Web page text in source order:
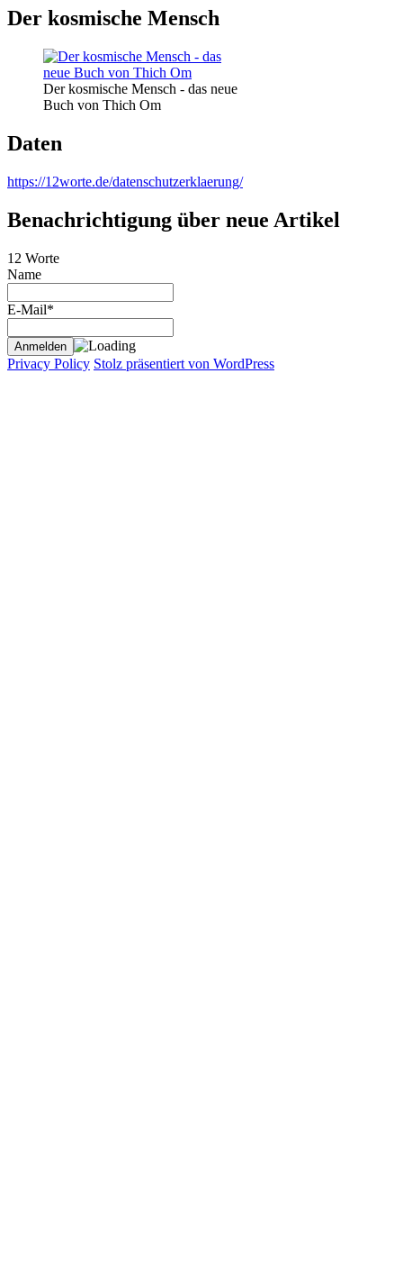
Der kosmische Mensch
Der kosmische Mensch - das neue
Buch von Thich Om
Daten
https://12worte.de/datenschutzerklaerung/
Benachrichtigung über neue Artikel
12 Worte
Name
E-Mail*
Privacy Policy Stolz präsentiert von WordPress